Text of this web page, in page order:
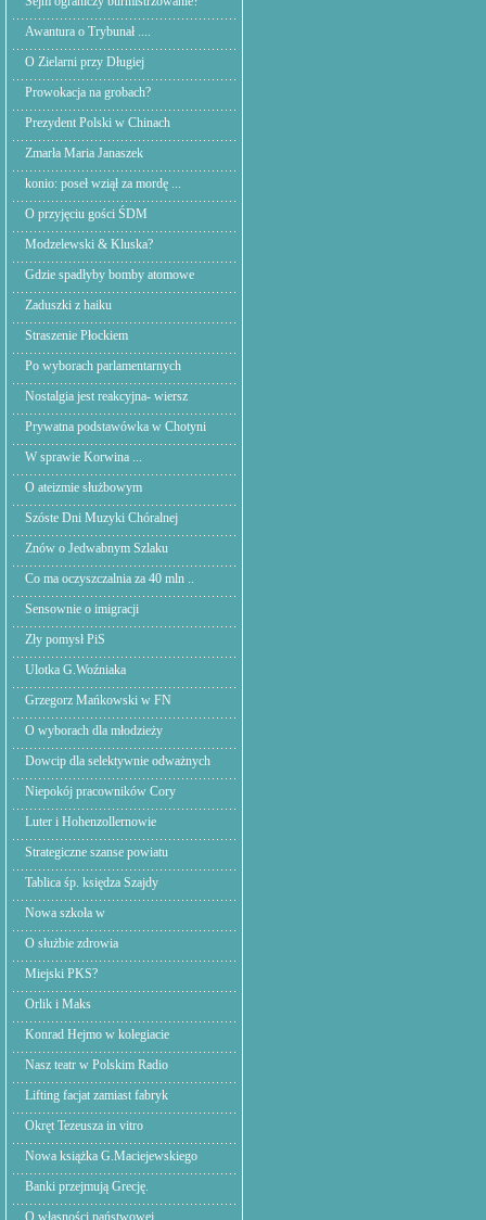
Awantura o Trybunał ....
O Zielarni przy Długiej
Prowokacja na grobach?
Prezydent Polski w Chinach
Zmarła Maria Janaszek
konio: poseł wziął za mordę ...
O przyjęciu gości ŚDM
Modzelewski & Kluska?
Gdzie spadłyby bomby atomowe
Zaduszki z haiku
Straszenie Płockiem
Po wyborach parlamentarnych
Nostalgia jest reakcyjna- wiersz
Prywatna podstawówka w Chotyni
W sprawie Korwina ...
O ateizmie służbowym
Szóste Dni Muzyki Chóralnej
Znów o Jedwabnym Szlaku
Co ma oczyszczalnia za 40 mln ..
Sensownie o imigracji
Zły pomysł PiS
Ulotka G.Woźniaka
Grzegorz Mańkowski w FN
O wyborach dla młodzieży
Dowcip dla selektywnie odważnych
Niepokój pracowników Cory
Luter i Hohenzollernowie
Strategiczne szanse powiatu
Tablica śp. księdza Szajdy
Nowa szkoła w
O służbie zdrowia
Miejski PKS?
Orlik i Maks
Konrad Hejmo w kolegiacie
Nasz teatr w Polskim Radio
Lifting facjat zamiast fabryk
Okręt Tezeusza in vitro
Nowa książka G.Maciejewskiego
Banki przejmują Grecję.
O własności państwowej